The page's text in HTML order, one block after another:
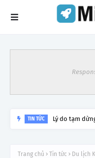
TIN TỨC Lý do tạm
Trang chủ Tin tức
Du lịch